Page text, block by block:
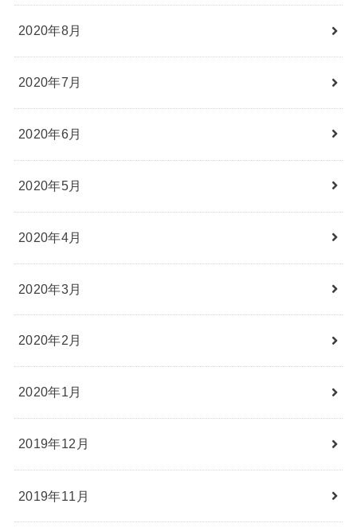
2020年8月
2020年7月
2020年6月
2020年5月
2020年4月
2020年3月
2020年2月
2020年1月
2019年12月
2019年11月